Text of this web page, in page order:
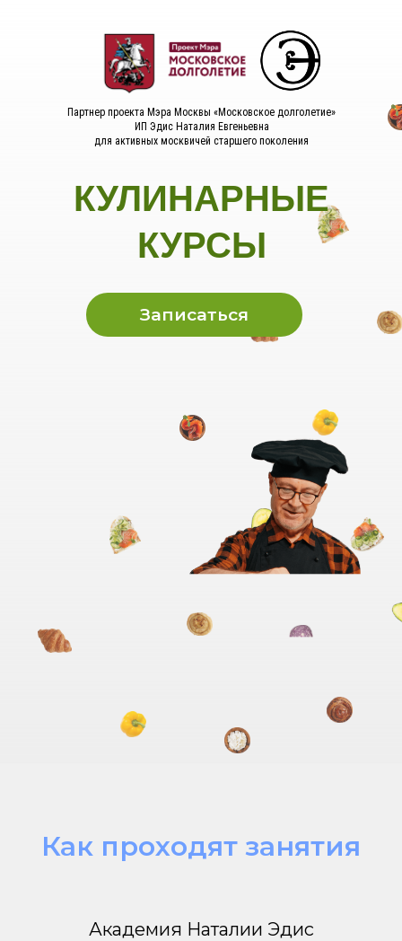
Партнер проекта Мэра Москвы «Московское долголетие»
ИП Эдис Наталия Евгеньевна
для активных москвичей старшего поколения
КУЛИНАРНЫЕ
КУРСЫ
Записаться
Как проходят занятия
Академия Наталии Эдис